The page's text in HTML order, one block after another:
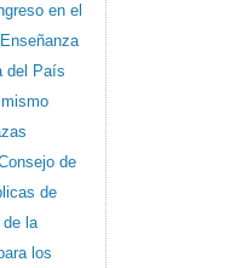
en el
del País
de
de
la
los